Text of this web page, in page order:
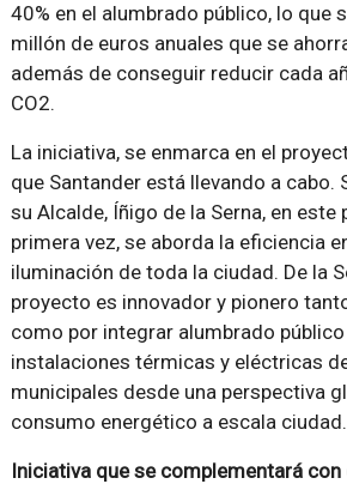
40% en el alumbrado público, lo que
millón de euros anuales que se
además de conseguir reducir cada
CO2.
La iniciativa, se enmarca en el
que Santander está llevando a cabo.
su Alcalde, Íñigo de la Serna, en este
primera vez, se aborda la eficiencia
iluminación de toda la ciudad. De la
proyecto es innovador y pionero
como por integrar alumbrado
instalaciones térmicas y eléctricas
municipales desde una perspectiva
consumo energético a escala ciudad.
Iniciativa que se complementará